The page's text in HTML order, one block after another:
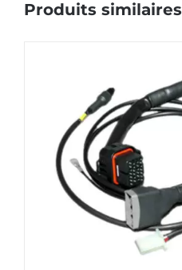
Produits similaires